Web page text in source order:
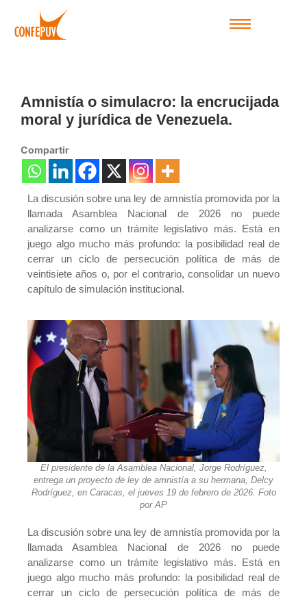
Amnistía o simulacro: la encrucijada
moral y jurídica de Venezuela.
Compartir
La discusión sobre una ley de amnistía promovida por la
llamada Asamblea Nacional de 2026 no puede
analizarse como un trámite legislativo más. Está en
juego algo mucho más profundo: la posibilidad real de
cerrar un ciclo de persecución política de más de
veintisiete años o, por el contrario, consolidar un nuevo
capítulo de simulación institucional.
El presidente de la Asamblea Nacional, Jorge Rodríguez,
entrega un proyecto de ley de amnistía a su hermana, Delcy
Rodríguez, en Caracas, el jueves 19 de febrero de 2026. Foto
por AP
La discusión sobre una ley de amnistía promovida por la
llamada Asamblea Nacional de 2026 no puede
analizarse como un trámite legislativo más. Está en
juego algo mucho más profundo: la posibilidad real de
cerrar un ciclo de persecución política de más de